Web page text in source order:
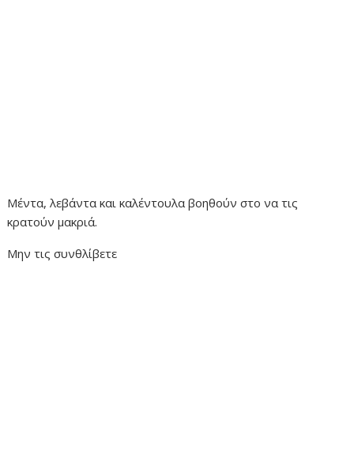
Μέντα, λεβάντα και καλέντουλα βοηθούν στο να τις
κρατούν μακριά.
Μην τις συνθλίβετε